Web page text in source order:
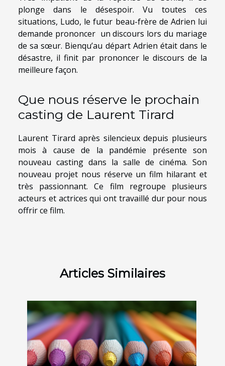
plonge dans le désespoir. Vu toutes ces
situations, Ludo, le futur beau-frère de Adrien lui
demande prononcer un discours lors du mariage
de sa sœur. Bienqu’au départ Adrien était dans le
désastre, il finit par prononcer le discours de la
meilleure façon.
Que nous réserve le prochain
casting de Laurent Tirard
Laurent Tirard après silencieux depuis plusieurs
mois à cause de la pandémie présente son
nouveau casting dans la salle de cinéma. Son
nouveau projet nous réserve un film hilarant et
très passionnant. Ce film regroupe plusieurs
acteurs et actrices qui ont travaillé dur pour nous
offrir ce film.
Articles Similaires